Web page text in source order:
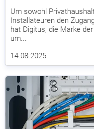
Um sowohl
Installateuren den
hat Digitus, die Marke
um...
14.08.2025